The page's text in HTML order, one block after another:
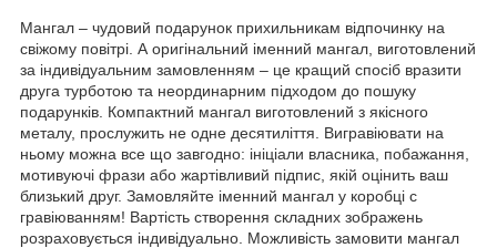
Мангал – чудовий подарунок прихильникам відпочинку на
свіжому повітрі. А оригінальний іменний мангал, виготовлений
за індивідуальним замовленням – це кращий спосіб вразити
друга турботою та неординарним підходом до пошуку
подарунків. Компактний мангал виготовлений з якісного
металу, прослужить не одне десятиліття. Вигравіювати на
ньому можна все що завгодно: ініціали власника, побажання,
мотивуючі фрази або жартівливий підпис, якій оцінить ваш
близький друг. Замовляйте іменний мангал у коробці с
гравіюванням! Вартість створення складних зображень
розраховується індивідуально. Можливість замовити мангал